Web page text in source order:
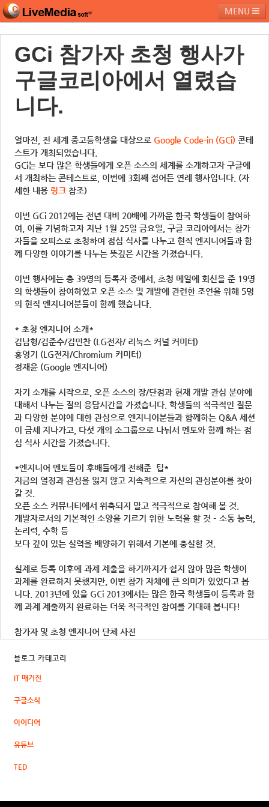
MENU
라이브미디어소프트 제품 및 서비스 블로그 커뮤니티
페밀리 사이트
GCi 참가자 초청 행사가
구글코리아에서 열렸습
니다.
얼마전, 전 세계 중고등학생을 대상으로 Google Code-in (GCi) 콘테
스트가 개최되었습니다.
GCi는 보다 많은 학생들에게 오픈 소스의 세계를 소개하고자 구글에
서 개최하는 콘테스트로, 이번에 3회째 접어든 연례 행사입니다. (자
세한 내용 링크 참조)
이번 GCi 2012에는 전년 대비 20배에 가까운 한국 학생들이 참여하
여, 이를 기념하고자 지난 1월 25일 금요일, 구글 코리아에서는 참가
자들을 오피스로 초청하여 점심 식사를 나누고 현직 엔지니어들과 함
께 다양한 이야기를 나누는 뜻깊은 시간을 가졌습니다.
이번 행사에는 총 39명의 등록자 중에서, 초청 메일에 회신을 준 19명
의 학생들이 참여하였고 오픈 소스 및 개발에 관련한 조언을 위해 5명
의 현직 엔지니어분들이 함께 했습니다.
* 초청 엔지니어 소개*
김남형/김준수/김민찬 (LG전자/ 리눅스 커널 커미터)
홍영기 (LG전자/Chromium 커미터)
정재윤 (Google 엔지니어)
자기 소개를 시작으로, 오픈 소스의 장/단점과 현재 개발 관심 분야에
대해서 나누는 질의 응답시간을 가졌습니다. 학생들의 적극적인 질문
과 다양한 분야에 대한 관심으로 엔지니어분들과 함께하는 Q&A 세션
이 금세 지나가고, 다섯 개의 소그룹으로 나눠서 멘토와 함께 하는 점
심 식사 시간을 가졌습니다.
*엔지니어 멘토들이 후배들에게 전해준 팁*
지금의 열정과 관심을 잃지 않고 지속적으로 자신의 관심분야를 찾아
갈 것.
오픈 소스 커뮤니티에서 위축되지 말고 적극적으로 참여해 볼 것.
개발자로서의 기본적인 소양을 기르기 위한 노력을 할 것 – 소통 능력,
논리력, 수학 등
보다 깊이 있는 실력을 배양하기 위해서 기본에 충실할 것.
실제로 등록 이후에 과제 제출을 하기까지가 쉽지 않아 많은 학생이
과제를 완료하지 못했지만, 이번 참가 자체에 큰 의미가 있었다고 봅
니다. 2013년에 있을 GCi 2013에서는 많은 한국 학생들이 등록과 함
께 과제 제출까지 완료하는 더욱 적극적인 참여를 기대해 봅니다!
참가자 및 초청 엔지니어 단체 사진
블로그 카테고리
IT 매거진
구글소식
아이디어
유튜브
TED